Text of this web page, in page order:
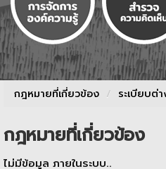
กฎหมายที่เกี่ยวข้อง / ระเบียบต่
กฎหมายที่เกี่ยวข้อง
ไม่มีข้อมูล ภายในระบบ..